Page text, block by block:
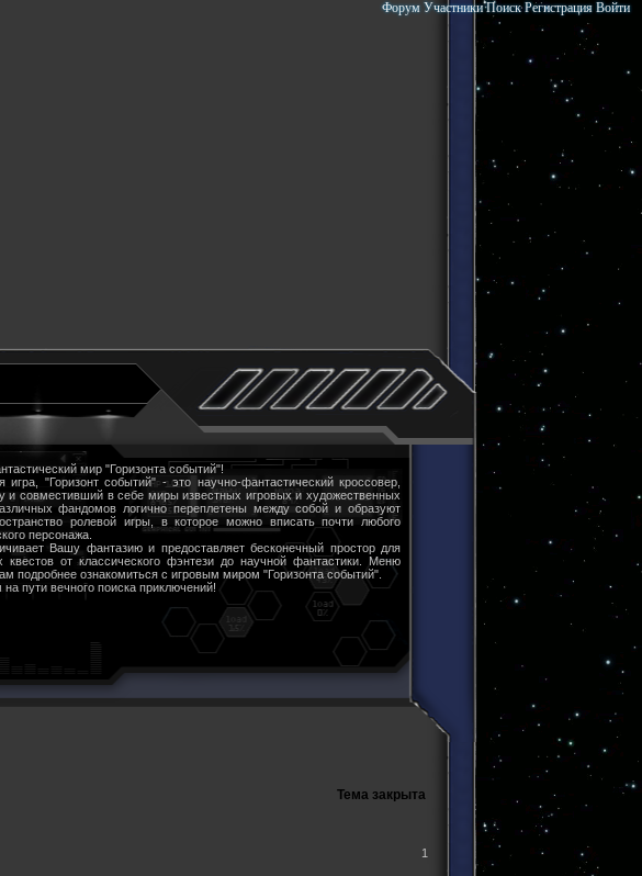
Форум Участники Поиск Регистрация Войти
мир "Горизонта событий"!
"Горизонт событий" - это научно-фантастический кроссовер,
и совместивший в себе миры известных игровых и художественных
фандомов логично переплетены между собой и образуют
ролевой игры, в которое можно вписать почти любого
персонажа.
Вашу фантазию и предоставляет бесконечный простор для
квестов от классического фэнтези до научной фантастики. Меню
подробнее ознакомиться с игровым миром "Горизонта событий".
пути вечного поиска приключений!
Тема закрыта
1